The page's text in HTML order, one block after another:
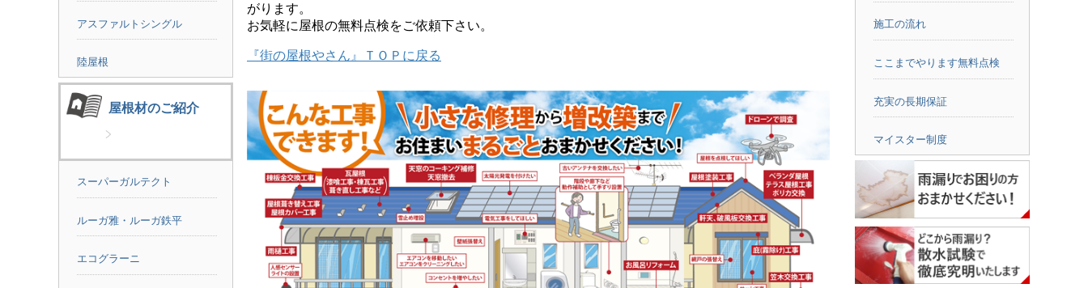
アスファルトシングル
陸屋根
屋根材のご紹介
スーパーガルテクト
ルーガ雅・ルーガ鉄平
エコグラーニ
がります。
お気軽に屋根の無料点検をご依頼下さい。
『街の屋根やさん』ＴＯＰに戻る
施工の流れ
ここまでやります無料点検
充実の長期保証
マイスター制度